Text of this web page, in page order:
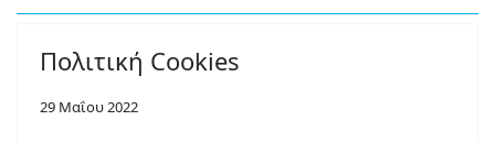
Πολιτική Cookies
29 Μαΐου 2022